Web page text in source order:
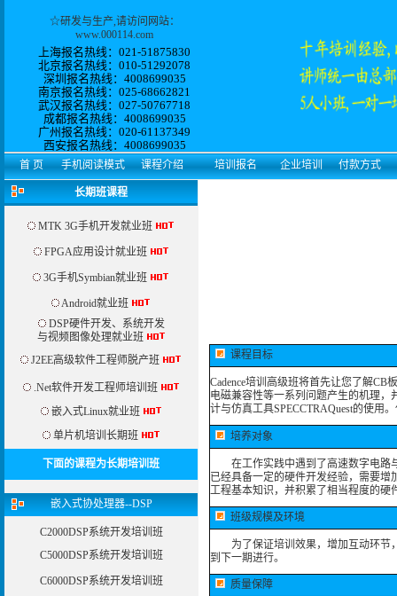
☆研发与生产,请访问网站：
www.000114.com
上海报名热线：021-51875830
北京报名热线：010-51292078
深圳报名热线：4008699035
南京报名热线：025-68662821
武汉报名热线：027-50767718
成都报名热线：4008699035
广州报名热线： 020-61137349
西安报名热线： 4008699035
首 页 手机阅读模式 课程介绍 培训报名 企业培训 付款方式
长期班课程
MTK 3G手机开发就业班
FPGA应用设计就业班
3G手机Symbian就业班
Android就业班
DSP硬件开发、系统开发
与视频图像处理就业班
J2EE高级软件工程师脱产班
.Net软件开发工程师培训班
嵌入式Linux就业班
单片机培训长期班
下面的课程为长期培训班
嵌入式协处理器--DSP
C2000DSP系统开发培训班
C5000DSP系统开发培训班
C6000DSP系统开发培训班
课程目标
Cadence培训高级班将首先让您了解
电磁兼容性等一系列问题产生的机理，
计与仿真工具SPECCTRAQuest的使用
培养对象
在工作实践中遇到了高速数字电路与
已经具备一定的硬件开发经验，需要
工程基本知识，并积累了相当程度的硬
班级规模及环境
为了保证培训效果，增加互动环节
到下一期进行。
质量保障